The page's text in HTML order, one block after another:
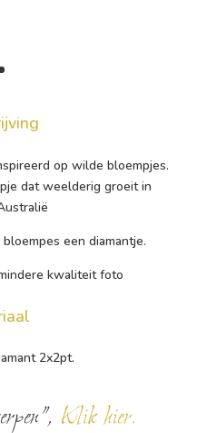
op wilde bloempjes.
dat weelderig groeit in
een diamantje.
kwaliteit foto
2x2pt.
Klik hier.